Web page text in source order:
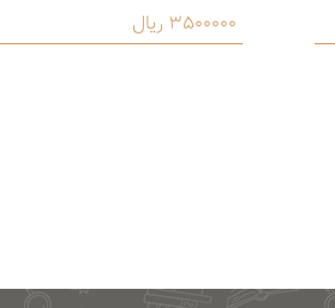
3500000 ریال